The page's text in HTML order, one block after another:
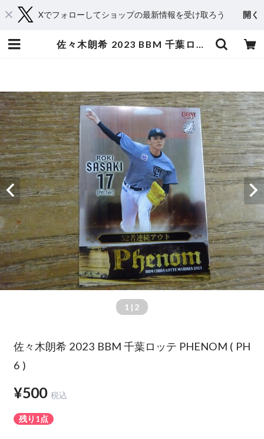
Xでフォローしてショップの最新情報を受け取ろう 開く
佐々木朗希 2023 BBM 千葉ロッテ PHENOM ( PH 6 ) | スポーツカードミントC&K本厚木店－オンラインショップ
1 | 2
佐々木朗希 2023 BBM 千葉ロッテ PHENOM ( PH
6 )
¥500 税込
残り1点